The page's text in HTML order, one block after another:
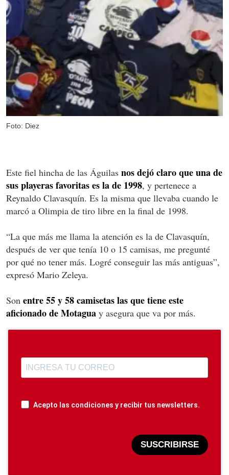
Foto: Diez
Este fiel hincha de las Águilas nos dejó claro que una de
sus playeras favoritas es la de 1998, y pertenece a
Reynaldo Clavasquín. Es la misma que llevaba cuando le
marcó a Olimpia de tiro libre en la final de 1998.
“La que más me llama la atención es la de Clavasquín,
después de ver que tenía 10 o 15 camisas, me pregunté
por qué no tener más. Logré conseguir las más antiguas”,
expresó Mario Zeleya.
Son entre 55 y 58 camisetas las que tiene este
aficionado de Motagua y asegura que va por más.
Acepto las condiciones y recibir tus newsletters.
SUSCRIBIRSE